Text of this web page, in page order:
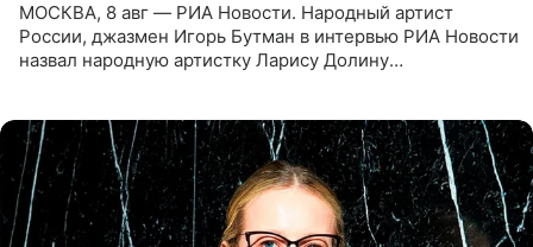
МОСКВА, 8 авг — РИА Новости. Народный артист
России, джазмен Игорь Бутман в интервью РИА Новости
назвал народную артистку Ларису Долину